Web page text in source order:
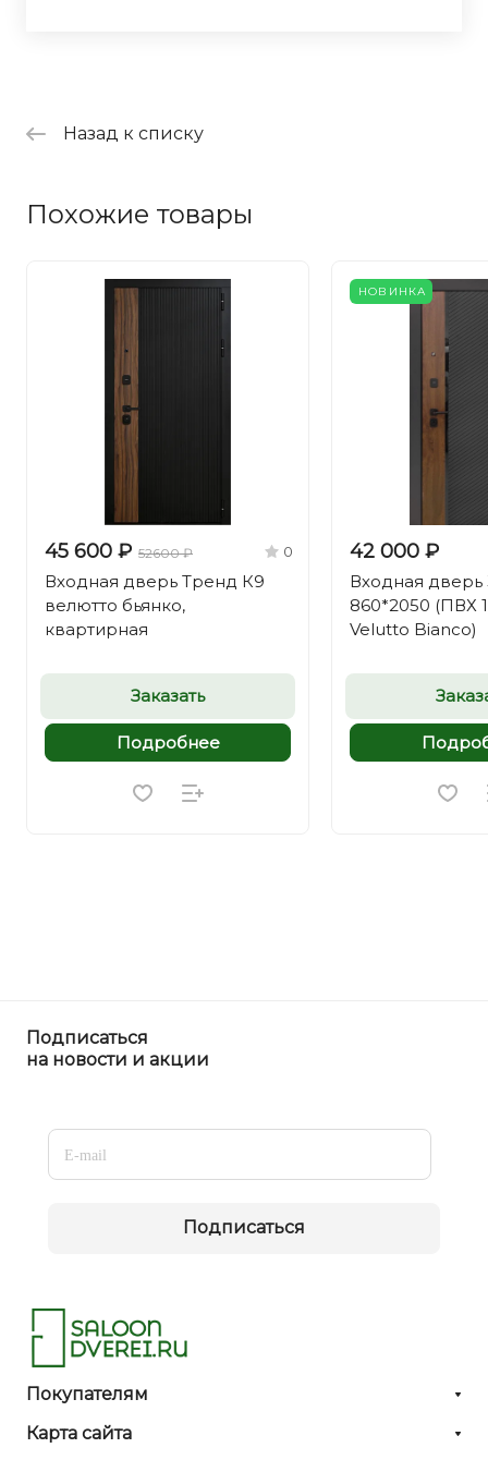
Назад к списку
Похожие товары
45 600 ₽ 52600 ₽ 0
Входная дверь Тренд К9
велютто бьянко,
квартирная
Заказать
Подробнее
НОВИНКА
42 000 ₽
Входная дверь
860*2050 (ПВХ
Velutto Bianco)
Подписаться
на новости и акции
Подписаться
Покупателям
Карта сайта